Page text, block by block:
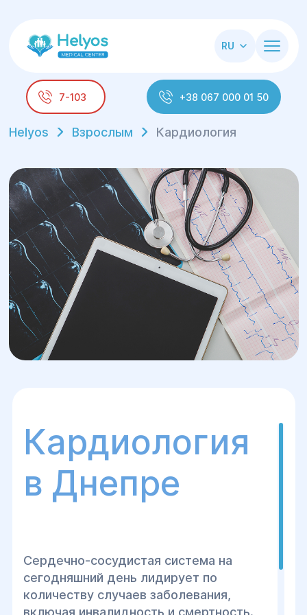
RU
7-103 +38 067 000 01 50
Helyos Взрослым Кардиология
Кардиология
в Днепре
Сердечно-сосудистая система на
сегодняшний день лидирует по
количеству случаев заболевания,
включая инвалидность и смертность.